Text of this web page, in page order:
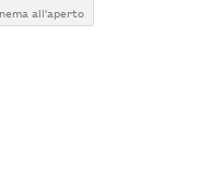
all'aperto